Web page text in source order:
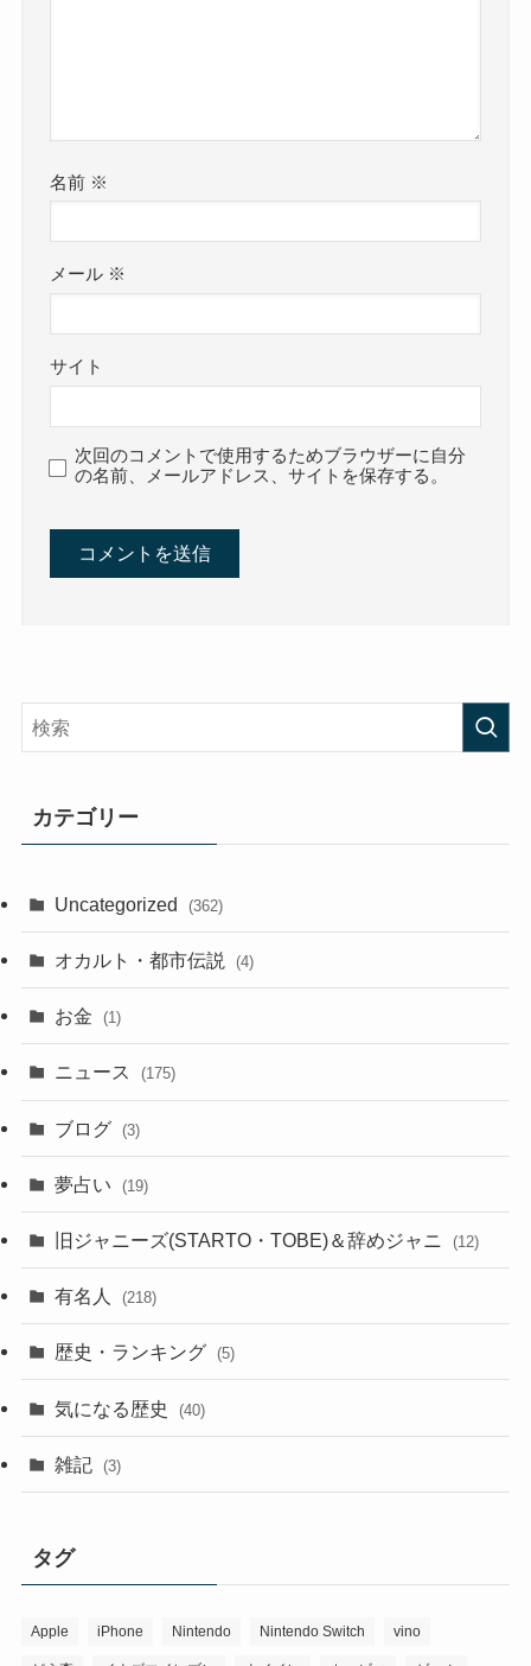
名前 ※
メール ※
サイト
次回のコメントで使用するためブラウザーに自分
の名前、メールアドレス、サイトを保存する。
カテゴリー
Uncategorized (362)
オカルト・都市伝説 (4)
お金 (1)
ニュース (175)
ブログ (3)
夢占い (19)
旧ジャニーズ(STARTO・TOBE)＆辞めジャニ (12)
有名人 (218)
歴史・ランキング (5)
気になる歴史 (40)
雑記 (3)
タグ
Apple iPhone Nintendo Nintendo Switch vino